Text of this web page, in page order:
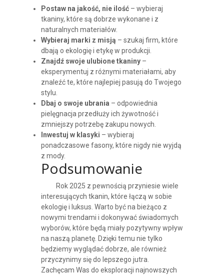
Postaw na jakość, nie ilość– wybieraj
tkaniny, które są dobrze wykonane i z
naturalnych materiałów.
Wybieraj marki z misją – szukaj firm, które
dbają o ekologię i etykę w produkcji.
Znajdź swoje ulubione tkaniny–
eksperymentuj z różnymi materiałami, aby
znaleźć te, które najlepiej pasują do Twojego
stylu.
Dbaj o swoje ubrania – odpowiednia
pielęgnacja przedłuży ich żywotność i
zmniejszy potrzebę zakupu nowych.
Inwestuj w klasyki – wybieraj
ponadczasowe fasony, które nigdy nie wyjdą
z mody.
Podsumowanie
Rok 2025 z pewnością przyniesie wiele
interesujących tkanin, które łączą w sobie
ekologię i luksus. Warto być na bieżąco z
nowymi trendami i dokonywać świadomych
wyborów, które będą miały pozytywny wpływ
na naszą planetę. Dzięki temu nie tylko
będziemy wyglądać dobrze, ale również
przyczynimy się do lepszego jutra.
Zachęcam Was do eksploracji najnowszych